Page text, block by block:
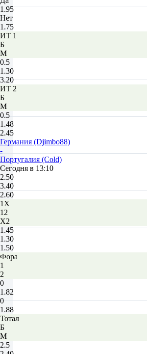
1.95
Нет
1.75
ИТ 1
Б
М
0.5
1.30
3.20
ИТ 2
Б
М
0.5
1.48
2.45
Германия (Djimbo88)
-
Португалия (Cold)
Сегодня в 13:10
2.50
3.40
2.60
1X
12
X2
1.45
1.30
1.50
Фора
1
2
0
1.82
0
1.88
Тотал
Б
М
2.5